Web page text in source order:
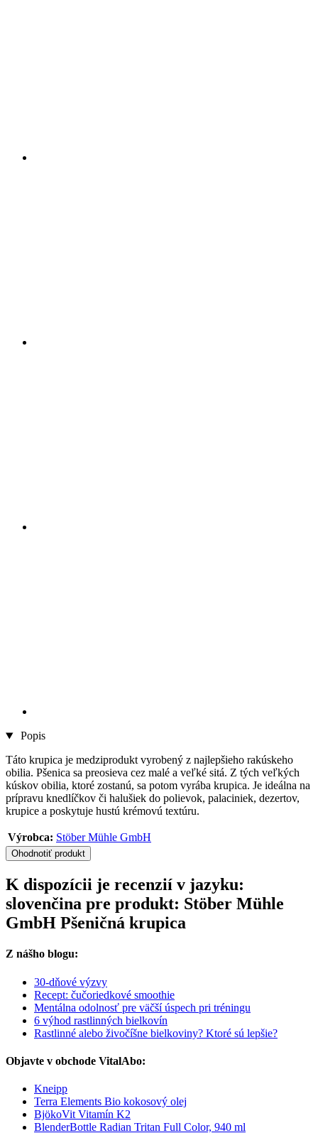
Popis
Táto krupica je medziprodukt vyrobený z najlepšieho rakúskeho
obilia. Pšenica sa preosieva cez malé a veľké sitá. Z tých veľkých
kúskov obilia, ktoré zostanú, sa potom vyrába krupica. Je ideálna na
prípravu knedlíčkov či halušiek do polievok, palaciniek, dezertov,
krupice a poskytuje hustú krémovú textúru.
Výrobca: Stöber Mühle GmbH
Ohodnotiť produkt
K dispozícii je recenzií v jazyku:
slovenčina pre produkt: Stöber Mühle
GmbH Pšeničná krupica
Z nášho blogu:
30-dňové výzvy
Recept: čučoriedkové smoothie
Mentálna odolnosť pre väčší úspech pri tréningu
6 výhod rastlinných bielkovín
Rastlinné alebo živočíšne bielkoviny? Ktoré sú lepšie?
Objavte v obchode VitalAbo:
Kneipp
Terra Elements Bio kokosový olej
BjökoVit Vitamín K2
BlenderBottle Radian Tritan Full Color, 940 ml